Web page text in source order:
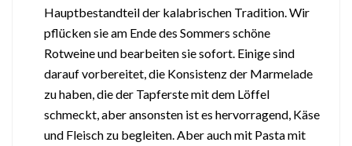
Hauptbestandteil der kalabrischen Tradition. Wir
pflücken sie am Ende des Sommers schöne
Rotweine und bearbeiten sie sofort. Einige sind
darauf vorbereitet, die Konsistenz der Marmelade
zu haben, die der Tapferste mit dem Löffel
schmeckt, aber ansonsten ist es hervorragend, Käse
und Fleisch zu begleiten. Aber auch mit Pasta mit